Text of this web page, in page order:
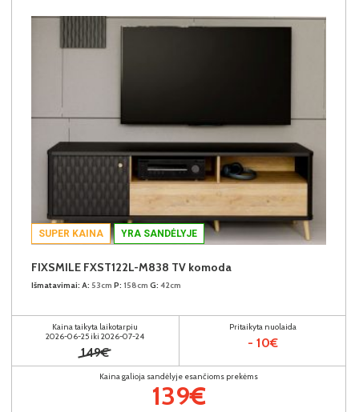
SUPER KAINA YRA SANDĖLYJE
FIXSMILE FXST122L-M838 TV komoda
Išmatavimai: A: 53cm P: 158cm G: 42cm
Kaina taikyta laikotarpiu
2026-06-25 iki 2026-07-24
149€
Pritaikyta nuolaida
- 10€
Kaina galioja sandėlyje esančioms prekėms
139€